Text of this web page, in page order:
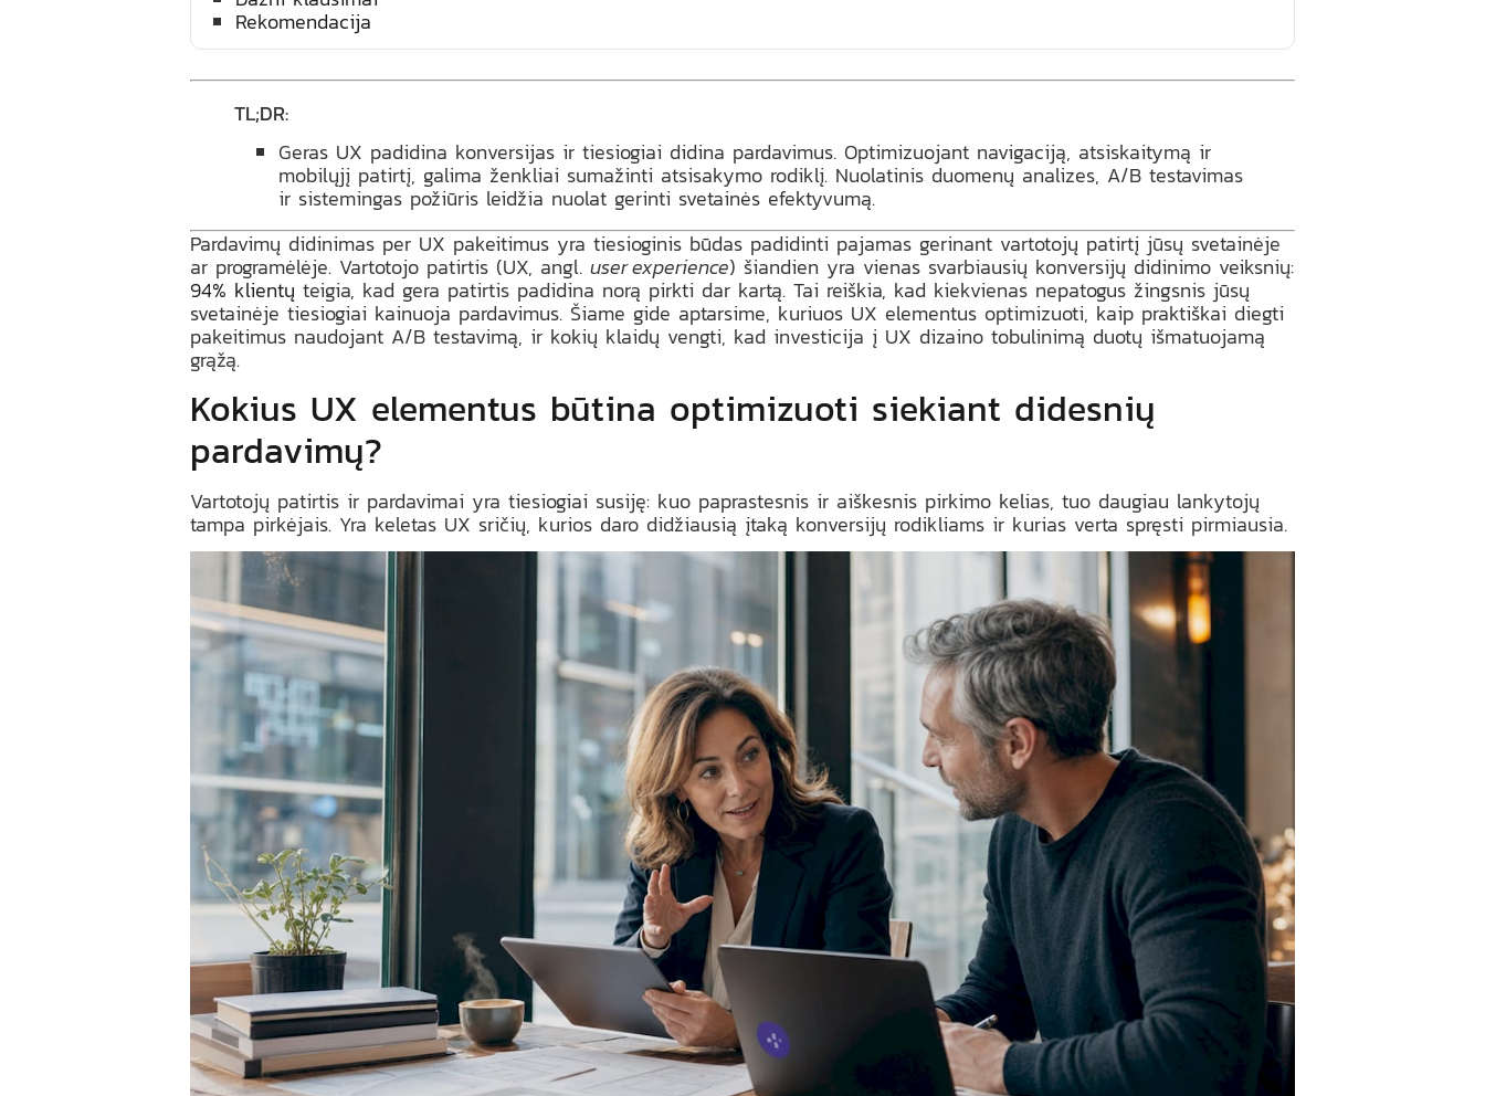
Rekomendacija
TL;DR:
Geras UX padidina konversijas ir tiesiogiai didina pardavimus. Optimizuojant navigaciją, atsiskaitymą ir
mobilųjį patirtį, galima ženkliai sumažinti atsisakymo rodiklį. Nuolatinis duomenų analizes, A/B testavimas
ir sistemingas požiūris leidžia nuolat gerinti svetainės efektyvumą.
Pardavimų didinimas per UX pakeitimus yra tiesioginis būdas padidinti pajamas gerinant vartotojų patirtį jūsų svetainėje
ar programėlėje. Vartotojo patirtis (UX, angl. user experience) šiandien yra vienas svarbiausių konversijų didinimo veiksnių:
94% klientų teigia, kad gera patirtis padidina norą pirkti dar kartą. Tai reiškia, kad kiekvienas nepatogus žingsnis jūsų
svetainėje tiesiogiai kainuoja pardavimus. Šiame gide aptarsime, kuriuos UX elementus optimizuoti, kaip praktiškai diegti
pakeitimus naudojant A/B testavimą, ir kokių klaidų vengti, kad investicija į UX dizaino tobulinimą duotų išmatuojamą
grąžą.
Kokius UX elementus būtina optimizuoti siekiant didesnių
pardavimų?
Vartotojų patirtis ir pardavimai yra tiesiogiai susiję: kuo paprastesnis ir aiškesnis pirkimo kelias, tuo daugiau lankytojų
tampa pirkėjais. Yra keletas UX sričių, kurios daro didžiausią įtaką konversijų rodikliams ir kurias verta spręsti pirmiausia.